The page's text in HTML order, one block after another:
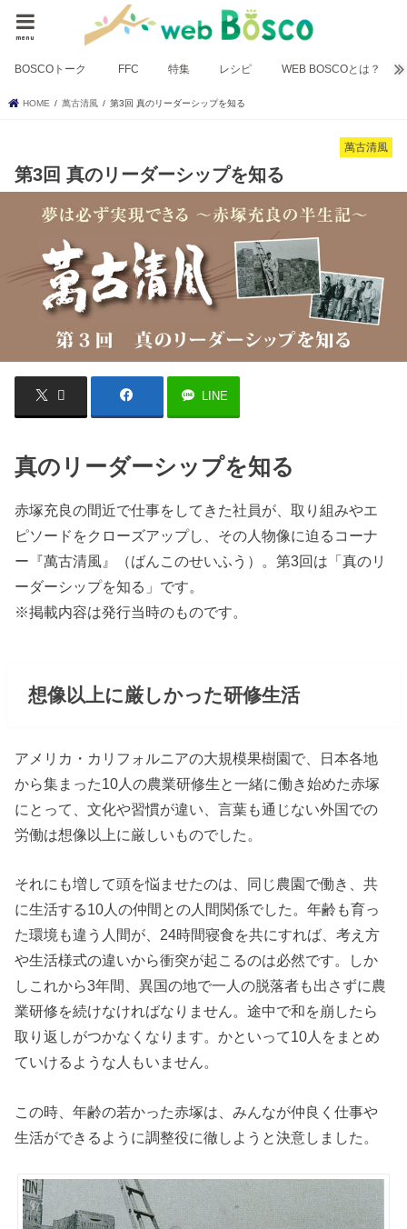
menu
BOSCOトーク FFC 特集 レシピ WEB BOSCOとは？
HOME 萬古清風 第3回 真のリーダーシップを知る
萬古清風
第3回 真のリーダーシップを知る
LINE
真のリーダーシップを知る
赤塚充良の間近で仕事をしてきた社員が、取り組みやエ
ピソードをクローズアップし、その人物像に迫るコーナ
ー『萬古清風』（ばんこのせいふう）。第3回は「真のリ
ーダーシップを知る」です。
※掲載内容は発行当時のものです。
想像以上に厳しかった研修生活
アメリカ・カリフォルニアの大規模果樹園で、日本各地
から集まった10人の農業研修生と一緒に働き始めた赤塚
にとって、文化や習慣が違い、言葉も通じない外国での
労働は想像以上に厳しいものでした。
それにも増して頭を悩ませたのは、同じ農園で働き、共
に生活する10人の仲間との人間関係でした。年齢も育っ
た環境も違う人間が、24時間寝食を共にすれば、考え方
や生活様式の違いから衝突が起こるのは必然です。しか
しこれから3年間、異国の地で一人の脱落者も出さずに農
業研修を続けなければなりません。途中で和を崩したら
取り返しがつかなくなります。かといって10人をまとめ
ていけるような人もいません。
この時、年齢の若かった赤塚は、みんなが仲良く仕事や
生活ができるように調整役に徹しようと決意しました。